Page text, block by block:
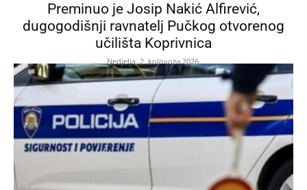
Preminuo je Josip Nakić Alfirević,
dugogodišnji ravnatelj Pučkog otvorenog
učilišta Koprivnica
Nedjelja, 2. kolovoza 2026.